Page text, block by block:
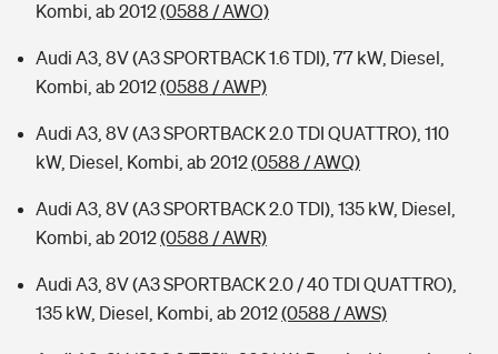
Kombi, ab 2012(0588 / AWO)
Audi A3, 8V (A3 SPORTBACK 1.6 TDI), 77 kW, Diesel,
Kombi, ab 2012(0588 / AWP)
Audi A3, 8V (A3 SPORTBACK 2.0 TDI QUATTRO), 110
kW, Diesel, Kombi, ab 2012(0588 / AWQ)
Audi A3, 8V (A3 SPORTBACK 2.0 TDI), 135 kW, Diesel,
Kombi, ab 2012(0588 / AWR)
Audi A3, 8V (A3 SPORTBACK 2.0 / 40 TDI QUATTRO),
135 kW, Diesel, Kombi, ab 2012(0588 / AWS)